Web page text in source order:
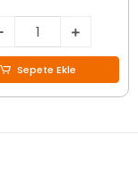
Sepete Ekle